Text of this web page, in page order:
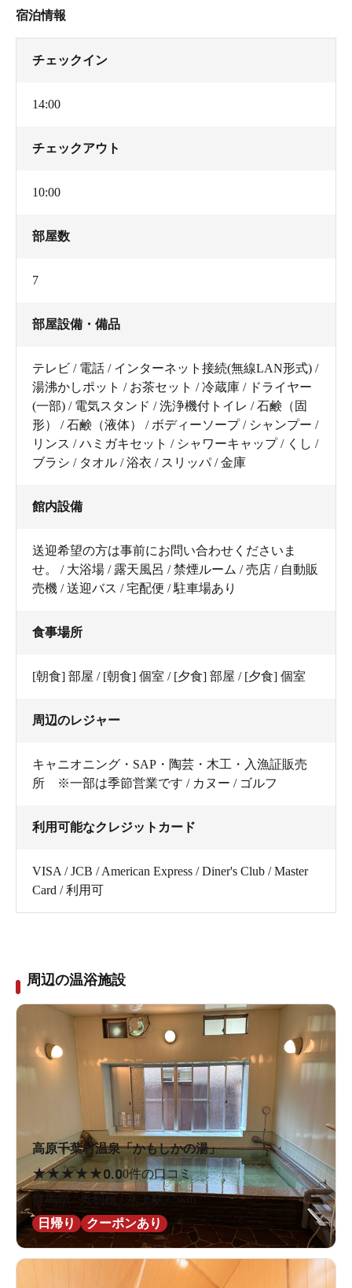
宿泊情報
チェックイン
14:00
チェックアウト
10:00
部屋数
7
部屋設備・備品
テレビ / 電話 / インターネット接続(無線LAN形式) /
湯沸かしポット / お茶セット / 冷蔵庫 / ドライヤー
(一部) / 電気スタンド / 洗浄機付トイレ / 石鹸（固
形） / 石鹸（液体） / ボディーソープ / シャンプー /
リンス / ハミガキセット / シャワーキャップ / くし /
ブラシ / タオル / 浴衣 / スリッパ / 金庫
館内設備
送迎希望の方は事前にお問い合わせくださいま
せ。 / 大浴場 / 露天風呂 / 禁煙ルーム / 売店 / 自動販
売機 / 送迎バス / 宅配便 / 駐車場あり
食事場所
[朝食] 部屋 / [朝食] 個室 / [夕食] 部屋 / [夕食] 個室
周辺のレジャー
キャニオニング・SAP・陶芸・木工・入漁証販売
所 ※一部は季節営業です / カヌー / ゴルフ
利用可能なクレジットカード
VISA / JCB / American Express / Diner's Club / Master
Card / 利用可
周辺の温浴施設
高原千葉村温泉「かもしかの湯」
★★★★★0.00件の口コミ
群馬県 / 奥利根 / 水上駅7.5km
日帰り
クーポンあり